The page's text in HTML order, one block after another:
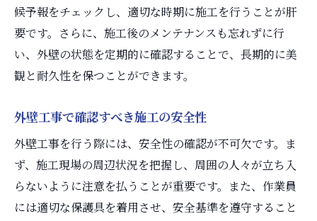
候予報をチェックし、適切な時期に施工を行うことが肝
要です。さらに、施工後のメンテナンスも忘れずに行
い、外壁の状態を定期的に確認することで、長期的に美
観と耐久性を保つことができます。
外壁工事で確認すべき施工の安全性
外壁工事を行う際には、安全性の確認が不可欠です。ま
ず、施工現場の周辺状況を把握し、周囲の人々が立ち入
らないように注意を払うことが重要です。また、作業員
には適切な保護具を着用させ、安全基準を遵守すること